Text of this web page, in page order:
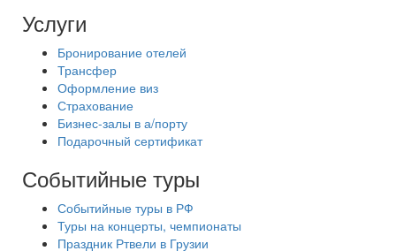
Услуги
Бронирование отелей
Трансфер
Оформление виз
Страхование
Бизнес-залы в а/порту
Подарочный сертификат
Событийные туры
Событийные туры в РФ
Туры на концерты, чемпионаты
Праздник Ртвели в Грузии